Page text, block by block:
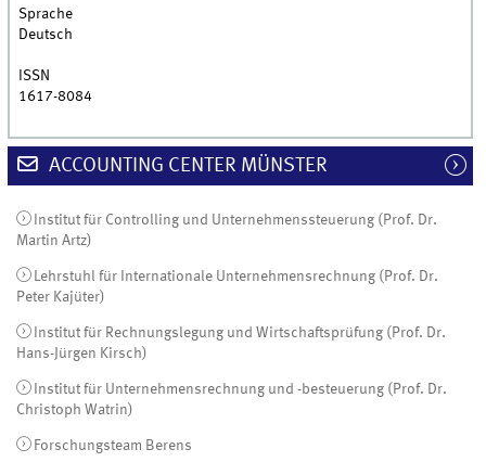
Sprache
Deutsch
ISSN
1617-8084
ACCOUNTING CENTER MÜNSTER
Institut für Controlling und Unternehmenssteuerung (Prof. Dr.
Martin Artz)
Lehrstuhl für Internationale Unternehmensrechnung (Prof. Dr.
Peter Kajüter)
Institut für Rechnungslegung und Wirtschaftsprüfung (Prof. Dr.
Hans-Jürgen Kirsch)
Institut für Unternehmensrechnung und -besteuerung (Prof. Dr.
Christoph Watrin)
Forschungsteam Berens